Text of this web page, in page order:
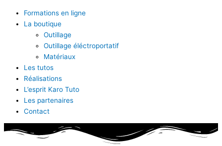
Formations en ligne
La boutique
Outillage
Outillage éléctroportatif
Matériaux
Les tutos
Réalisations
L’esprit Karo Tuto
Les partenaires
Contact